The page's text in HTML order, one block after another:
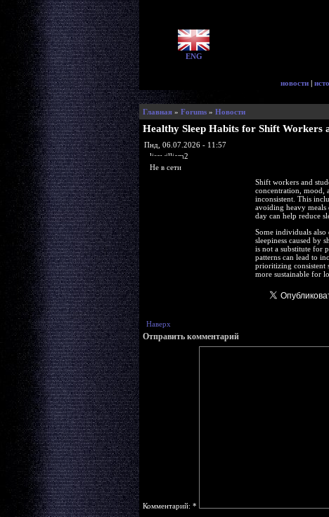
ENG
новости |
Главная» Forums» Новости
Healthy Sleep Habits for Shift Workers
Пнд, 06.07.2026 - 11:57
lisawilliam2
Не в сети
Shift workers and
concentration, mood,
inconsistent. This
avoiding heavy meals
day can help reduce
Some individuals also
sleepiness caused by
is not a substitute for
patterns can lead to
prioritizing consistent
more sustainable for
Наверх
Отправить комментарий
Комментарий: *